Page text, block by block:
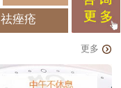
祛痤疮
更多